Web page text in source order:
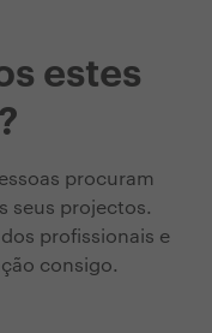
estes
procuram
seus projectos.
profissionais e
consigo.